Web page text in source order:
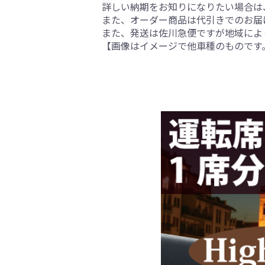
詳しい納期をお知りになりたい場合
また、オーダー商品は代引きでのお
また、発送は佐川急便ですが地域に
【画像はイメージで他車種のもので